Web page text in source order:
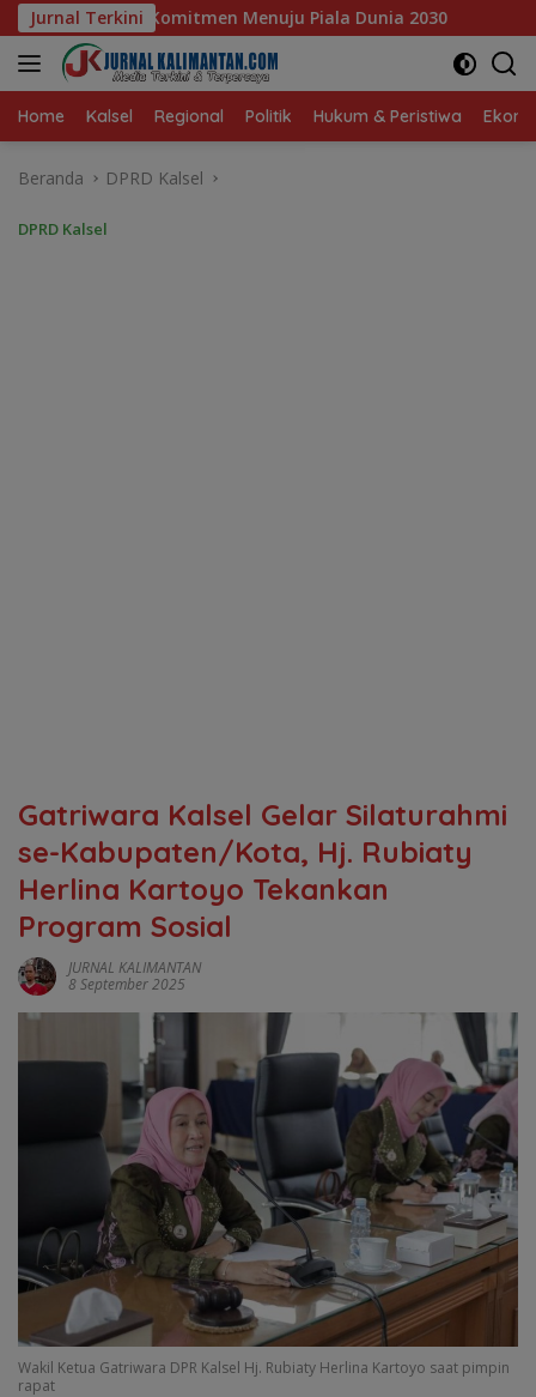
Langsung
ke
konten
Jurnal Terkini
Piala Dunia 2030 Pelajar Balangan Terima
Home Kalsel Regional Politik Hukum & Peristiwa
Beranda DPRD Kalsel
DPRD Kalsel
Gatriwara Kalsel Gelar Silaturahmi
se-Kabupaten/Kota, Hj. Rubiaty
Herlina Kartoyo Tekankan
Program Sosial
JURNAL KALIMANTAN
8 September 2025
Wakil Ketua Gatriwara DPR Kalsel Hj. Rubiaty Herlina Kartoyo saat pimpin
rapat